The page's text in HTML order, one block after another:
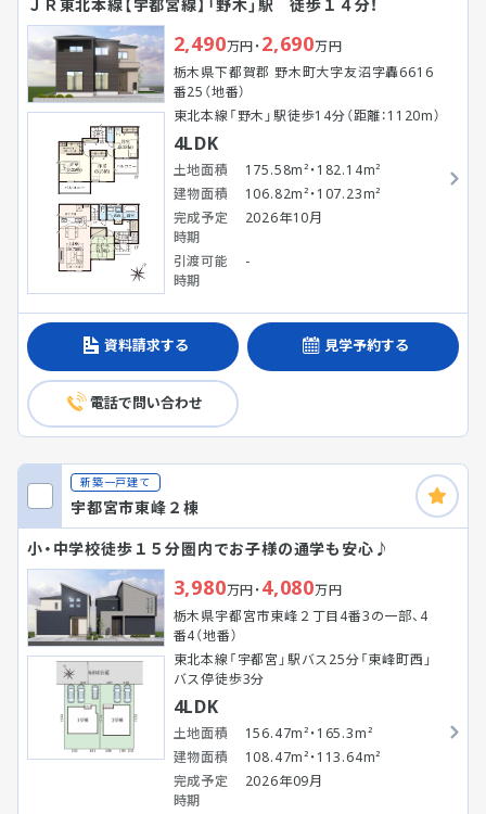
ＪＲ東北本線【宇都宮線】「野木」駅 徒歩１４分！
2,490万円・2,690万円
栃木県下都賀郡 野木町大字友沼字轟6616
番25（地番）
東北本線「野木」駅徒歩14分（距離：1120m）
4LDK
土地面積
175.58m²・182.14m²
建物面積
106.82m²・107.23m²
完成予定
時期
2026年10月
引渡可能
時期
-
資料請求する 見学予約する
電話で問い合わせ
新築一戸建て
宇都宮市東峰２棟
小・中学校徒歩１５分圏内でお子様の通学も安心♪
3,980万円・4,080万円
栃木県宇都宮市東峰２丁目4番3の一部、4
番4（地番）
東北本線「宇都宮」駅バス25分「東峰町西」
バス停徒歩3分
4LDK
土地面積
156.47m²・165.3m²
建物面積
108.47m²・113.64m²
完成予定
時期
2026年09月